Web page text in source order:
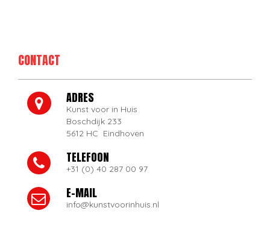
CONTACT
ADRES
Kunst voor in Huis
Boschdijk 233
5612 HC Eindhoven
TELEFOON
+31 (0) 40 287 00 97
E-MAIL
info@kunstvoorinhuis.nl